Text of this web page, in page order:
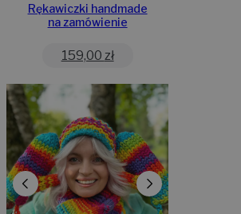
Rękawiczki handmade
na zamówienie
159,00 zł